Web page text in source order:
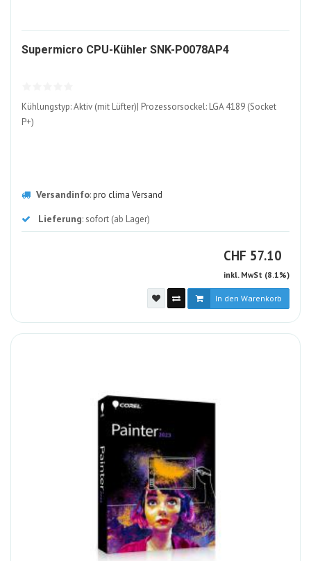
Supermicro CPU-Kühler SNK-P0078AP41456282-
Kühlungstyp: Aktiv (mit Lüfter)| Prozessorsockel: LGA 4189 (Socket
P+)
Versandinfo:pro clima Versand
Lieferung: sofort (ab Lager)
CHF CHF
57.10
inkl. MwSt (8.1%)
In den Warenkorb